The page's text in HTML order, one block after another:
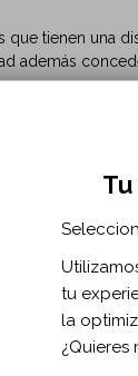
que tienen una
además
coordina la
Además,
08018
tu
la
¿Quieres